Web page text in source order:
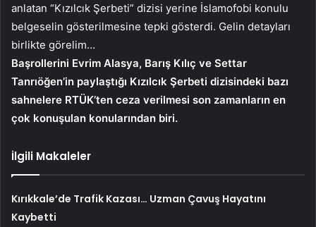
anlatan “Kızılcık Şerbeti” dizisi yerine İslamofobi konulu
belgeselin gösterilmesine tepki gösterdi. Gelin detayları
birlikte görelim…
Başrollerini Evrim Alasya, Barış Kılıç ve Settar
Tanrıöğen’in paylaştığı Kızılcık Şerbeti dizisindeki bazı
sahnelere RTÜK’ten ceza verilmesi son zamanların en
çok konuşulan konularından biri.
İlgili Makaleler
Kırıkkale’de Trafik Kazası… Uzman Çavuş Hayatını
Kaybetti